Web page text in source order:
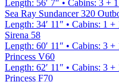
Length: 56′ 7″ • Cabins: 3 + 1
Sea Ray Sundancer 320
Length: 34′ 11″ • Cabins: 1 +
Sirena 58
Length: 60′ 11″ • Cabins: 3 +
Princess V60
Length: 62′ 11″ • Cabins: 3 +
Princess F70